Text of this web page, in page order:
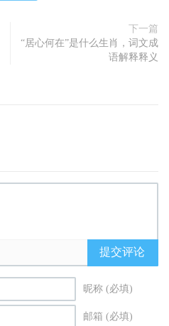
下一篇
“居心何在”是什么生肖，词文成
语解释释义
提交评论
昵称 (必填)
邮箱 (必填)